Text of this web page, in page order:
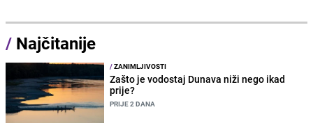
/ Najčitanije
/ZANIMLJIVOSTI
Zašto je vodostaj Dunava niži nego ikad
prije?
PRIJE 2 DANA